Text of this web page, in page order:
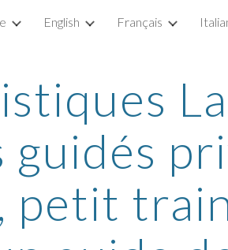
Skip to
English Français
petit